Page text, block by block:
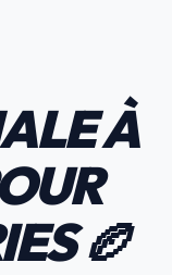
À
🏉